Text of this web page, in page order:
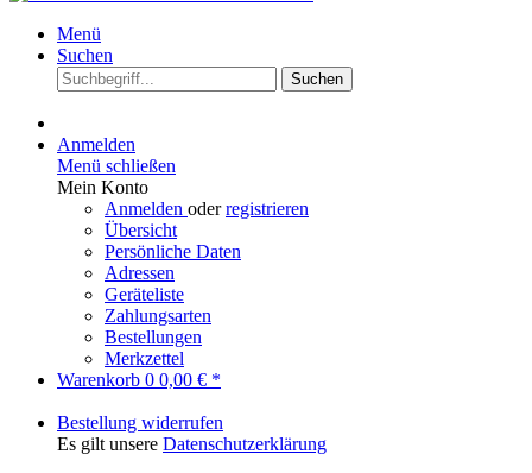
Menü
Suchen
Suchen
Anmelden
Menü schließen
Mein Konto
Anmelden oderregistrieren
Übersicht
Persönliche Daten
Adressen
Geräteliste
Zahlungsarten
Bestellungen
Merkzettel
Warenkorb 0 0,00 € *
Bestellung widerrufen
Es gilt unsere Datenschutzerklärung